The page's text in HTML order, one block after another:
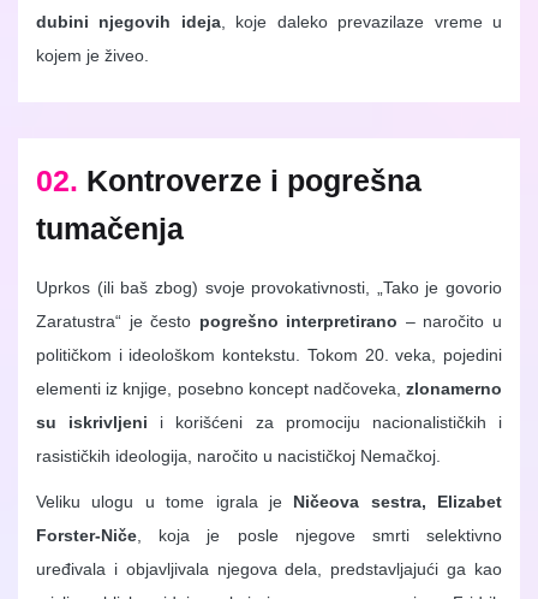
dubini njegovih ideja, koje daleko prevazilaze vreme u
kojem je živeo.
02. Kontroverze i pogrešna
tumačenja
Uprkos (ili baš zbog) svoje provokativnosti, „Tako je govorio
Zaratustra“ je često pogrešno interpretirano – naročito u
političkom i ideološkom kontekstu. Tokom 20. veka, pojedini
elementi iz knjige, posebno koncept nadčoveka, zlonamerno
su iskrivljeni i korišćeni za promociju nacionalističkih i
rasističkih ideologija, naročito u nacističkoj Nemačkoj.
Veliku ulogu u tome igrala je Ničeova sestra, Elizabet
Forster-Niče, koja je posle njegove smrti selektivno
uređivala i objavljivala njegova dela, predstavljajući ga kao